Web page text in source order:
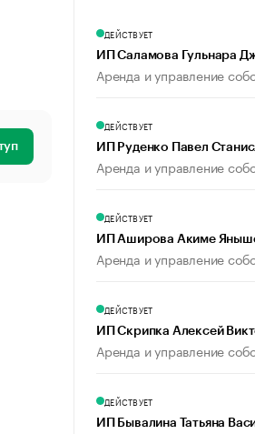
ДЕЙСТВУЕТ
ИП Саламова Гульнара
Аренда и управление
ДЕЙСТВУЕТ
ИП Руденко Павел
Аренда и управление
ДЕЙСТВУЕТ
ИП Аширова Акиме
Аренда и управление
ДЕЙСТВУЕТ
ИП Скрипка Алексей
Аренда и управление
ДЕЙСТВУЕТ
ИП Бывалина Татьяна